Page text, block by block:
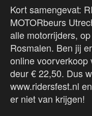
Kort samengevat:
MOTORbeurs
alle motorrijders,
Rosmalen. Ben jij
online voorverkoop
deur € 22,50. Dus
www.ridersfest.nl
er niet van krijgen!